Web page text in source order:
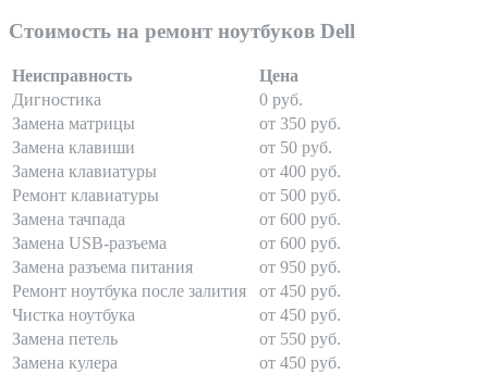
Стоимость на ремонт ноутбуков Dell
Неисправность
Цена
Дигностика
0 руб.
Замена матрицы
от 350 руб.
Замена клавиши
от 50 руб.
Замена клавиатуры
от 400 руб.
Ремонт клавиатуры
от 500 руб.
Замена тачпада
от 600 руб.
Замена USB-разъема
от 600 руб.
Замена разъема питания
от 950 руб.
Ремонт ноутбука после залития
от 450 руб.
Чистка ноутбука
от 450 руб.
Замена петель
от 550 руб.
Замена кулера
от 450 руб.